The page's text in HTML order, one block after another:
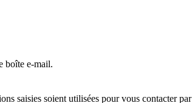
boîte e-mail.
saisies soient utilisées pour vous contacter